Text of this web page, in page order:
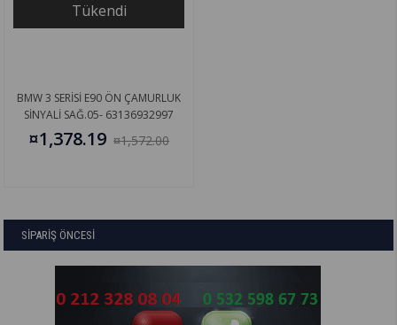
Tükendi
BMW 3 SERİSİ E90 ÖN ÇAMURLUK
SİNYALİ SAĞ.05- 63136932997
¤1,378.19 ¤1,572.00
SİPARİŞ ÖNCESİ